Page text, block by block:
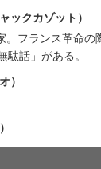
ックカゾット）
フランス革命の
話」がある。
）